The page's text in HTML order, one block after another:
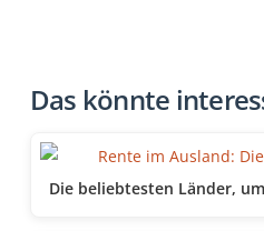
Das könnte
Die beliebtesten Länder,